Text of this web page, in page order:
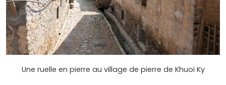
Une ruelle en pierre au village de pierre de Khuoi Ky